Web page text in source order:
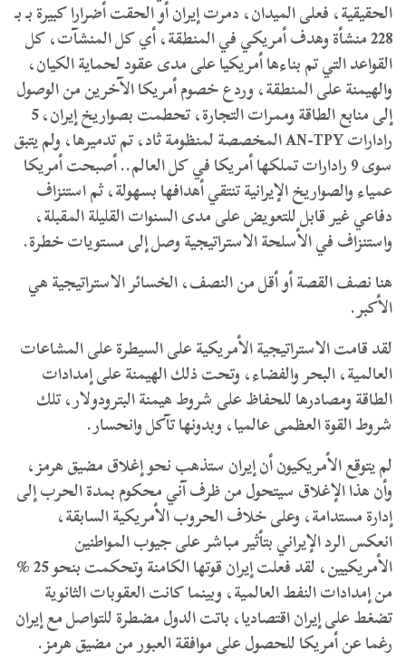
الحقيقية، فعلى الميدان، دمرت إيران أو الحقت أضرارا كبيرة بـ بـ
228 منشأة وهدف أمريكي في المنطقة، أي كل المنشآت، كل
القواعد التي تم بناءها أمريكيا على مدى عقود لحماية الكيان،
والهيمنة على المنطقة، وردع خصوم أمريكا الآخرين من الوصول
إلى منابع الطاقة وممرات التجارة، تحطمت بصواريخ إيران، 5
رادارات AN-TPY المخصصة لمنظومة ثاد، تم تدميرها، ولم يتبق
سوى 9 رادارات تملكها أمريكا في كل العالم.. أصبحت أمريكا
عمياء والصواريخ الإيرانية تنتقي أهدافها بسهولة، ثم استنزاف
دفاعي غير قابل للتعويض على مدى السنوات القليلة المقبلة،
واستنزاف في الأسلحة الاستراتيجية وصل إلى مستويات خطرة.
هنا نصف القصة أو أقل من النصف، الخسائر الاستراتيجية هي
الأكبر.
لقد قامت الاستراتيجية الأمريكية على السيطرة على المشاعات
العالمية، البحر والفضاء، وتحت ذلك الهيمنة على إمدادات
الطاقة ومصادرها للحفاظ على شروط هيمنة البترودولار، تلك
شروط القوة العظمى عالميا، وبدونها تآكل وانحسار.
لم يتوقع الأمريكيون أن إيران ستذهب نحو إغلاق مضيق هرمز،
وأن هذا الإغلاق سيتحول من ظرف آني محكوم بمدة الحرب إلى
إدارة مستدامة، وعلى خلاف الحروب الأمريكية السابقة،
انعكس الرد الإيراني بتأثير مباشر على جيوب المواطنين
الأمريكيين، لقد فعلت إيران قوتها الكامنة وتحكمت بنحو 25 %
من إمدادات النفط العالمية، وبينما كانت العقوبات الثانوية
تضغط على إيران اقتصاديا، باتت الدول مضطرة للتواصل مع إيران
رغما عن أمريكا للحصول على موافقة العبور من مضيق هرمز.